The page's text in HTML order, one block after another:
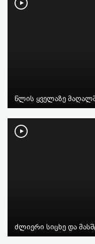
წლის ყველაზე
ძლიერი სიცხე და